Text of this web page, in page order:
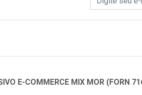
E-COMMERCE MIX MOR (FORN